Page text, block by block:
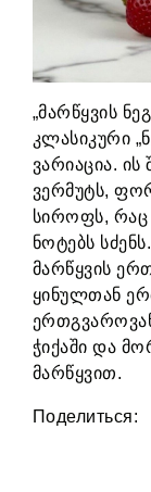
„მარწყვის
კლასიკური
ვარიაცია. ის
ვერმუტს,
სიროფს, რაც
ნოტებს
მარწყვის
ყინულთან
ჭიქაში და
მარწყვით.
Поделиться: